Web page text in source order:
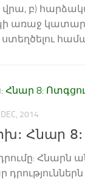
բ)
առաջ
ստեղծելու
2014
Հնար 8:
Հնարն